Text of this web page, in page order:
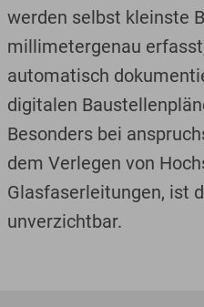
werden selbst kleinste
millimetergenau
automatisch
digitalen
Besonders bei
dem Verlegen von
Glasfaserleitungen, ist
unverzichtbar.